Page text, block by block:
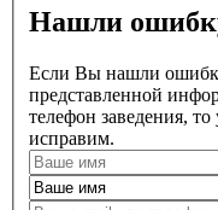
Нашли
Если Вы нашли
представленной
телефон заведения,
исправим.